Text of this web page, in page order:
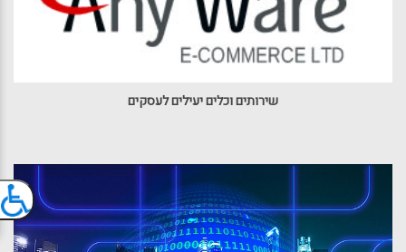
שירותים וכלים יעילים לעסקים